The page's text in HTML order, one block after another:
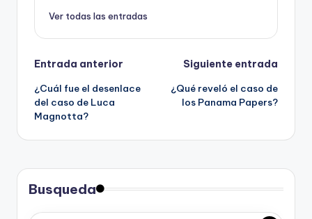
Ver todas las entradas
Navegación
de
entradas
Entrada anterior
¿Cuál fue el desenlace
del caso de Luca
Magnotta?
Siguiente entrada
¿Qué reveló el caso de
los Panama Papers?
Busqueda